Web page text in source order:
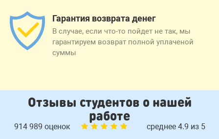
Гарантия возврата денег
В случае, если что-то пойдет не так, мы
гарантируем возврат полной уплаченой
суммы
Отзывы студентов о нашей
работе
914 989 оценок среднее 4.9 из 5